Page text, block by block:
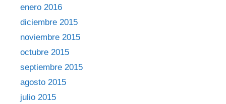
enero 2016
diciembre 2015
noviembre 2015
octubre 2015
septiembre 2015
agosto 2015
julio 2015